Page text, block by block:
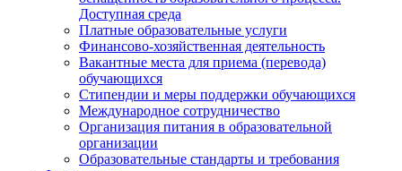
Доступная среда
Платные образовательные услуги
Финансово-хозяйственная деятельность
Вакантные места для приема (перевода)
обучающихся
Стипендии и меры поддержки обучающихся
Международное сотрудничество
Организация питания в образовательной
организации
Образовательные стандарты и требования